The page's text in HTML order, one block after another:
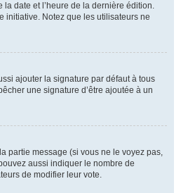
date et l’heure de la dernière édition.
initiative. Notez que les utilisateurs ne
ajouter la signature par défaut à tous
une signature d’être ajoutée à un
partie message (si vous ne le voyez pas,
aussi indiquer le nombre de
de modifier leur vote.